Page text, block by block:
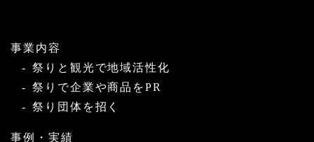
事業内容
祭りと観光で地域活性化
祭りで企業や商品をPR
祭り団体を招く
事例・実績